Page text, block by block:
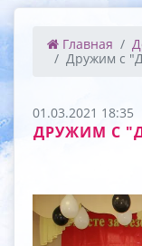
Главная
Дружим с
01.03.2021 18:35
ДРУЖИМ С